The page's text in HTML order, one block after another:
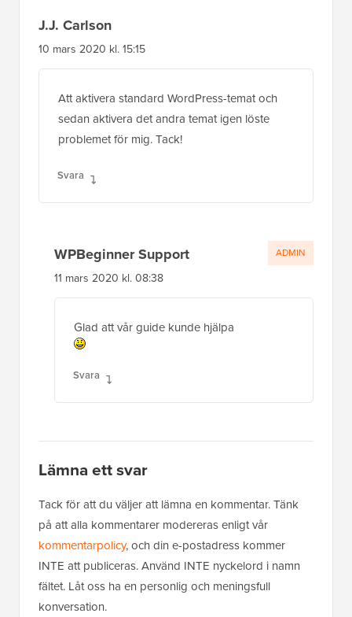
J.J. Carlson
10 mars 2020 kl. 15:15
Att aktivera standard WordPress-temat och
sedan aktivera det andra temat igen löste
problemet för mig. Tack!
Svara
WPBeginner Support
11 mars 2020 kl. 08:38
Glad att vår guide kunde hjälpa
Svara
ADMIN
Lämna ett svar
Tack för att du väljer att lämna en kommentar. Tänk
på att alla kommentarer modereras enligt vår
kommentarpolicy, och din e-postadress kommer
INTE att publiceras. Använd INTE nyckelord i namn
fältet. Låt oss ha en personlig och meningsfull
konversation.